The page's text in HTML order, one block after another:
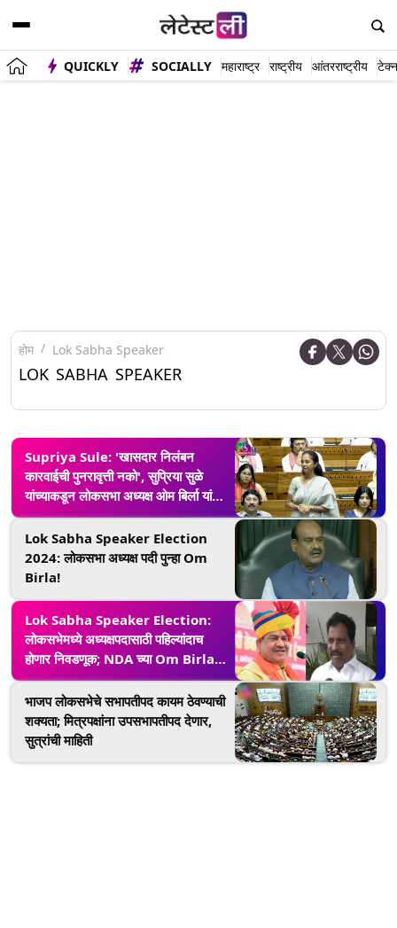
QUICKLY SOCIALLY महाराष्ट्र राष्ट्रीय आंतरराष्ट्रीय
होम Lok Sabha Speaker
LOK SABHA SPEAKER
Supriya Sule: 'खासदार निलंबन
कारवाईची पुनरावृत्ती नको', सुप्रिया सुळे
यांच्याकडून लोकसभा अध्यक्ष ओम बिर्ला यांना
रोखठक शुभेच्छा (Watch Video)
Lok Sabha Speaker Election
2024: लोकसभा अध्यक्ष पदी पुन्हा Om
Birla!
Lok Sabha Speaker Election:
लोकसभेमध्ये अध्यक्षपदासाठी पहिल्यांदाच
होणार निवडणूक; NDA च्या Om Birla
यांच्या विरोधात INDIA Bloc चे K
Suresh रिंगणात
भाजप लोकसभेचे सभापतीपद कायम ठेवण्याची
शक्यता; मित्रपक्षांना उपसभापतीपद देणार,
सुत्रांची माहिती